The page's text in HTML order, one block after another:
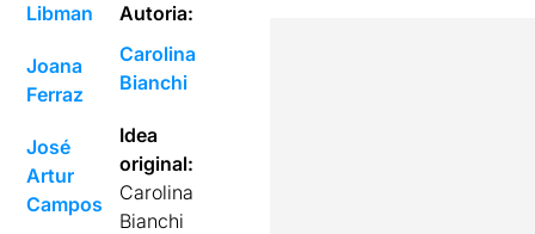
Libman
Joana
Ferraz
José
Artur
Campos
Autoria:
Carolina
Bianchi
Idea
original:
Carolina
Bianchi